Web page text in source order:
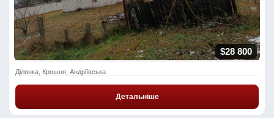
$28 800
Ділянка, Крошня, Андріївська
Детальніше